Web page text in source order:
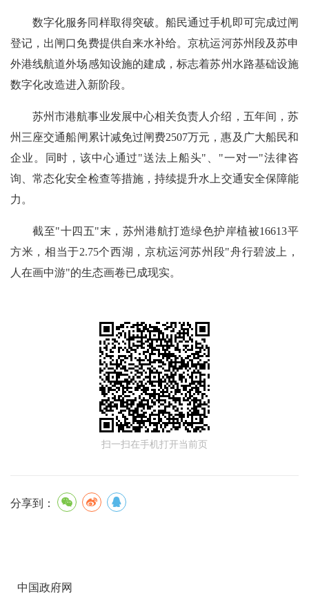
数字化服务同样取得突破。船民通过手机即可完成过闸
登记，出闸口免费提供自来水补给。京杭运河苏州段及苏申
外港线航道外场感知设施的建成，标志着苏州水路基础设施
数字化改造进入新阶段。
苏州市港航事业发展中心相关负责人介绍，五年间，苏
州三座交通船闸累计减免过闸费2507万元，惠及广大船民和
企业。同时，该中心通过"送法上船头"、"一对一"法律咨
询、常态化安全检查等措施，持续提升水上交通安全保障能
力。
截至"十四五"末，苏州港航打造绿色护岸植被16613平
方米，相当于2.75个西湖，京杭运河苏州段"舟行碧波上，
人在画中游"的生态画卷已成现实。
扫一扫在手机打开当前页
分享到：
中国政府网